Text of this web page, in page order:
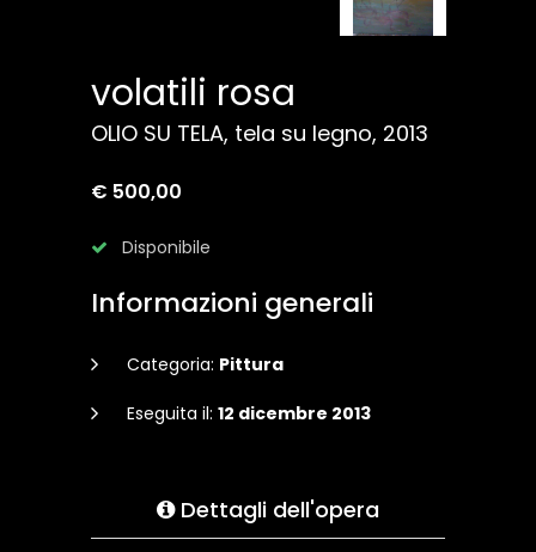
volatili rosa
OLIO SU TELA, tela su legno, 2013
€ 500,00
Disponibile
Informazioni generali
Categoria: Pittura
Eseguita il: 12 dicembre 2013
Dettagli dell'opera